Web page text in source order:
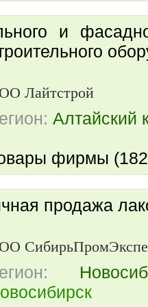
и
Лайтстрой
Алтайский
фирмы
продажа